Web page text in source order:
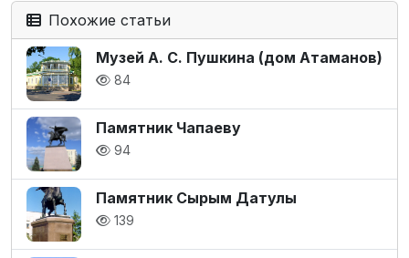
Похожие статьи
Музей А. С. Пушкина (дом Атаманов)
84
Памятник Чапаеву
94
Памятник Сырым Датулы
139